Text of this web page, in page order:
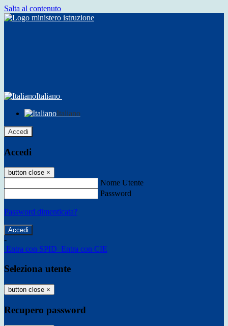
Salta al contenuto
Italiano
Italiano
Accedi
Accedi
button close ×
Nome Utente
Password
Password dimenticata?
-
Entra con SPID Entra con CIE
Seleziona utente
button close ×
Recupero password